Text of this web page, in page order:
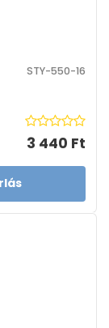
STY-550-16
3 440 Ft